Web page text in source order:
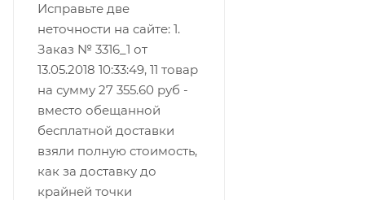
Исправьте две
неточности на сайте: 1.
Заказ № 3316_1 от
13.05.2018 10:33:49, 11 товар
на сумму 27 355.60 руб -
вместо обещанной
бесплатной доставки
взяли полную стоимость,
как за доставку до
крайней точки